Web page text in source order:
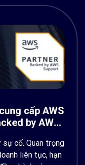
cấp AWS
by AWS
sự cố. Quan trọng
liên tục, hạn